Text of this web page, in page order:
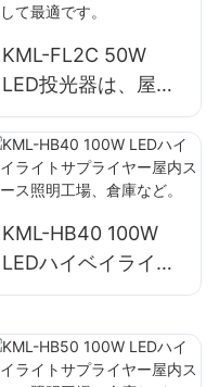
KML-FL2C 50W
LED投光器は、屋外
看板や大型看板照明
用として最適です。
KML-HB40 100W
LEDハイベイライト
サプライヤー屋内ス
庫など。